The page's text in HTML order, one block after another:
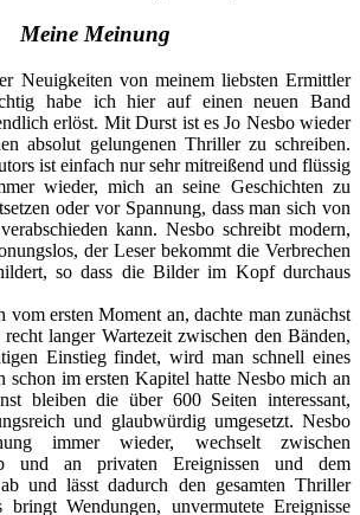
Meine Meinung
Neuigkeiten von meinem liebsten Ermittler
habe ich hier auf einen neuen Band
erlöst. Mit Durst ist es Jo Nesbo wieder
absolut gelungenen Thriller zu schreiben.
ist einfach nur sehr mitreißend und flüssig
wieder, mich an seine Geschichten zu
oder vor Spannung, dass man sich von
kann. Nesbo schreibt modern,
der Leser bekommt die Verbrechen
so dass die Bilder im Kopf durchaus
vom ersten Moment an, dachte man zunächst
langer Wartezeit zwischen den Bänden,
Einstieg findet, wird man schnell eines
schon im ersten Kapitel hatte Nesbo mich an
bleiben die über 600 Seiten interessant,
und glaubwürdig umgesetzt. Nesbo
immer wieder, wechselt zwischen
und an privaten Ereignissen und dem
und lässt dadurch den gesamten Thriller
Wendungen, unvermutete Ereignisse